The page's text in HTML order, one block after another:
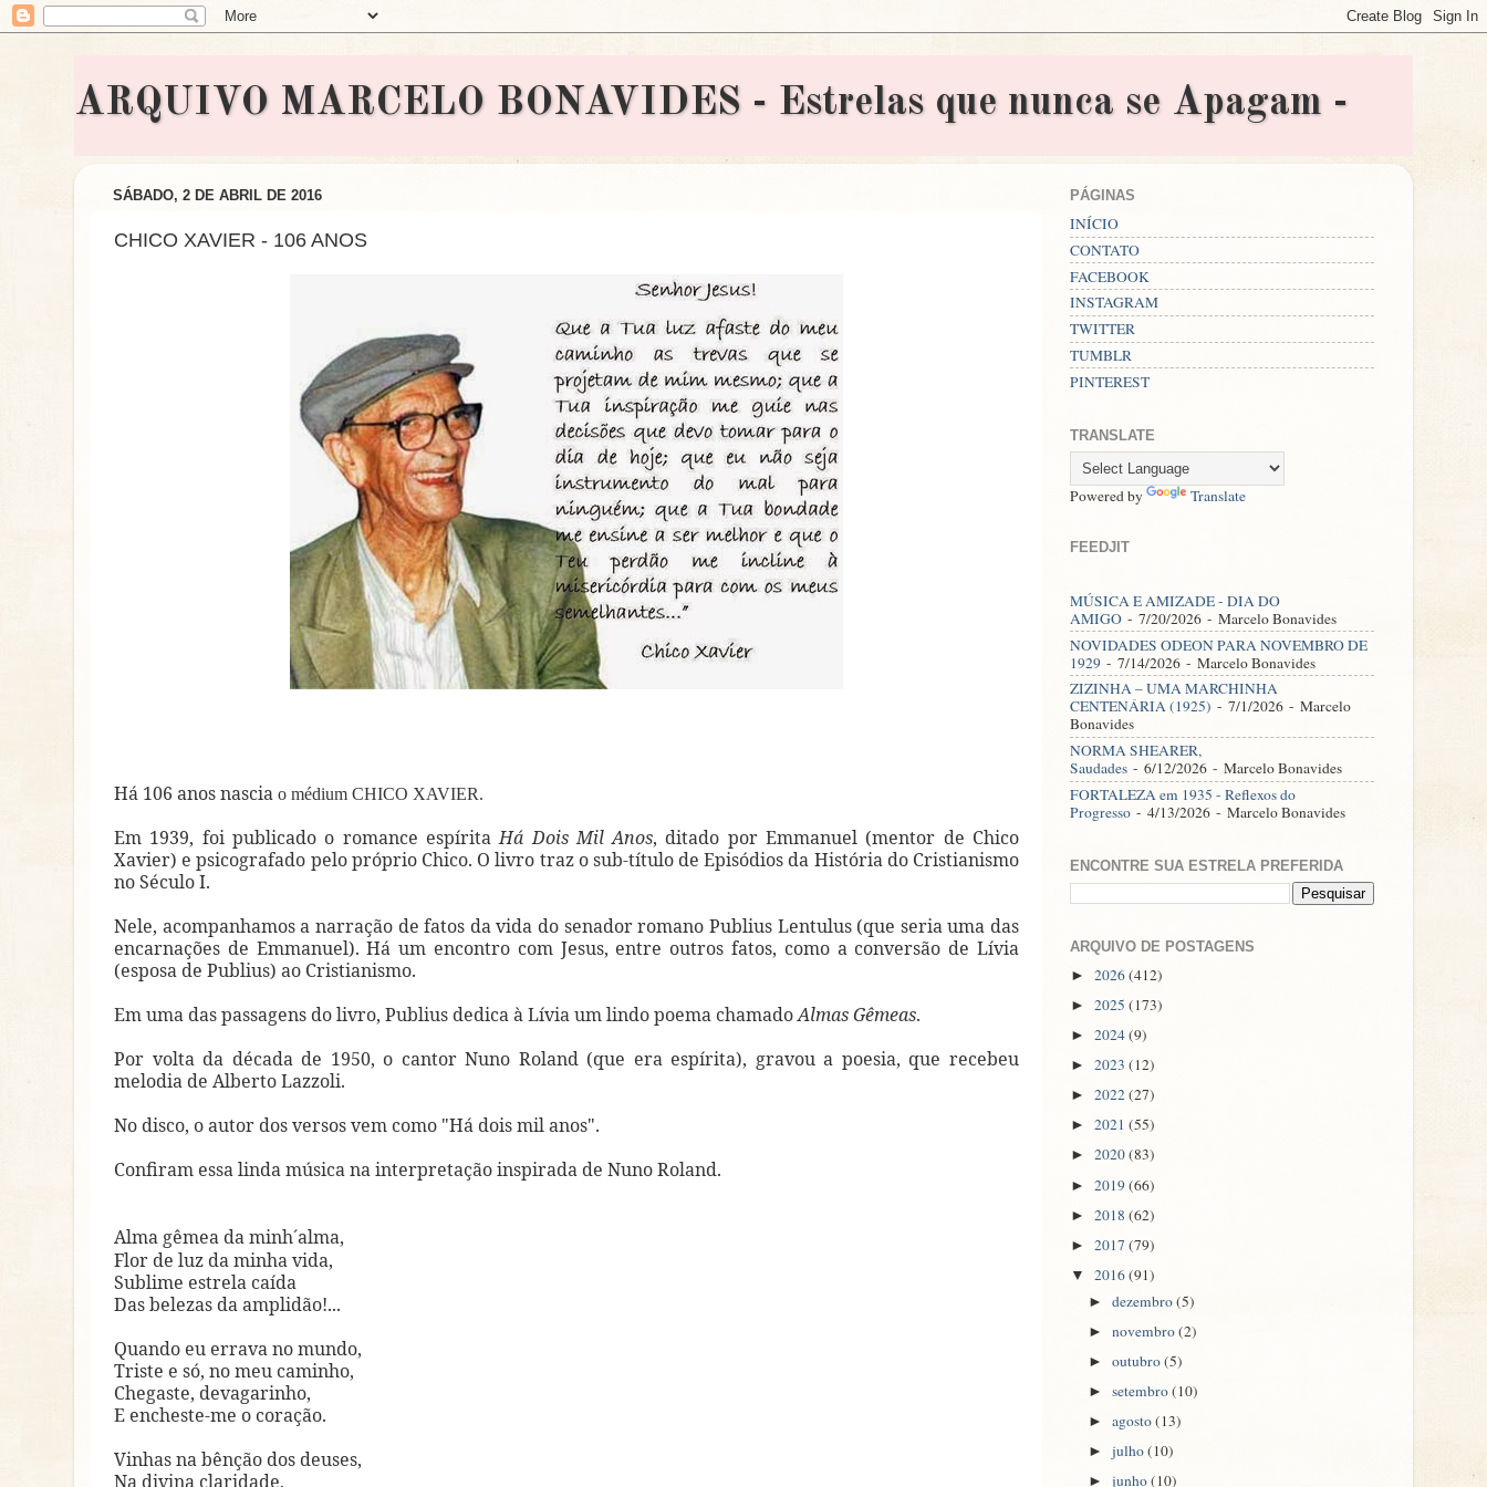
ARQUIVO MARCELO BONAVIDES - Estrelas que nunca se Apagam -
SÁBADO, 2 DE ABRIL DE 2016
CHICO XAVIER - 106 ANOS
Há 106 anos nascia o médium CHICO XAVIER.
Em 1939, foi publicado o romance espíritaHá Dois Mil Anos, ditado por Emmanuel (mentor de Chico
Xavier) e psicografado pelo próprio Chico. O livro traz o sub-título de Episódios da História do Cristianismo
no Século I.
Nele, acompanhamos a narração de fatos da vida do senador romano Publius Lentulus (que seria uma das
encarnações de Emmanuel). Há um encontro com Jesus, entre outros fatos, como a conversão de Lívia
(esposa de Publius) ao Cristianismo.
Em uma das passagens do livro, Publius dedica à Lívia um lindo poema chamadoAlmas Gêmeas.
Por volta da década de 1950, o cantor Nuno Roland (que era espírita), gravou a poesia, que recebeu
melodia de Alberto Lazzoli.
No disco, o autor dos versos vem como "Há dois mil anos".
Confiram essa linda música na interpretação inspirada de Nuno Roland.
Alma gêmea da minh´alma,
Flor de luz da minha vida,
Sublime estrela caída
Das belezas da amplidão!...
Quando eu errava no mundo,
Triste e só, no meu caminho,
Chegaste, devagarinho,
E encheste-me o coração.
Vinhas na bênção dos deuses,
Na divina claridade,
PÁGINAS
INÍCIO
CONTATO
FACEBOOK
INSTAGRAM
TWITTER
TUMBLR
PINTEREST
TRANSLATE
Powered by Translate
FEEDJIT
MÚSICA E AMIZADE - DIA DO
AMIGO - 7/20/2026 - Marcelo Bonavides
NOVIDADES ODEON PARA NOVEMBRO DE
1929 - 7/14/2026 - Marcelo Bonavides
ZIZINHA – UMA MARCHINHA
CENTENÁRIA (1925) - 7/1/2026 - Marcelo
Bonavides
NORMA SHEARER,
Saudades - 6/12/2026 - Marcelo Bonavides
FORTALEZA em 1935 - Reflexos do
Progresso - 4/13/2026 - Marcelo Bonavides
ENCONTRE SUA ESTRELA PREFERIDA
ARQUIVO DE POSTAGENS
► 2026(412)
► 2025 (173)
► 2024(9)
► 2023 (12)
► 2022(27)
► 2021 (55)
► 2020(83)
► 2019(66)
► 2018 (62)
► 2017 (79)
▼ 2016(91)
►dezembro(5)
►novembro(2)
►outubro(5)
►setembro(10)
►agosto(13)
►julho(10)
►junho(10)